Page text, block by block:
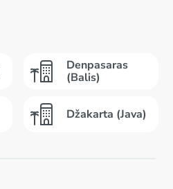
Denpasaras
(Balis)
Džakarta (Java)